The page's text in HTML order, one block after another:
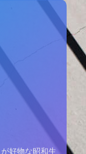
好物な昭和生